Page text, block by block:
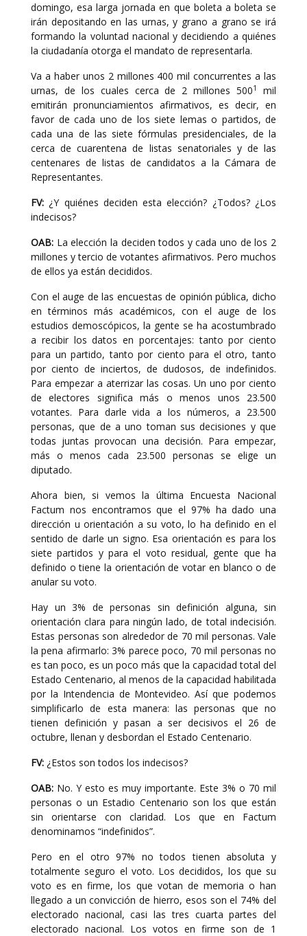
domingo, esa larga jornada en que boleta a boleta se
irán depositando en las urnas, y grano a grano se irá
formando la voluntad nacional y decidiendo a quiénes
la ciudadanía otorga el mandato de representarla.
Va a haber unos 2 millones 400 mil concurrentes a las
urnas, de los cuales cerca de 2 millones 5001
mil
emitirán pronunciamientos afirmativos, es decir, en
favor de cada uno de los siete lemas o partidos, de
cada una de las siete fórmulas presidenciales, de la
cerca de cuarentena de listas senatoriales y de las
centenares de listas de candidatos a la Cámara de
Representantes.
FV: ¿Y quiénes deciden esta elección? ¿Todos? ¿Los
indecisos?
OAB: La elección la deciden todos y cada uno de los 2
millones y tercio de votantes afirmativos. Pero muchos
de ellos ya están decididos.
Con el auge de las encuestas de opinión pública, dicho
en términos más académicos, con el auge de los
estudios demoscópicos, la gente se ha acostumbrado
a recibir los datos en porcentajes: tanto por ciento
para un partido, tanto por ciento para el otro, tanto
por ciento de inciertos, de dudosos, de indefinidos.
Para empezar a aterrizar las cosas. Un uno por ciento
de electores significa más o menos unos 23.500
votantes. Para darle vida a los números, a 23.500
personas, que de a uno toman sus decisiones y que
todas juntas provocan una decisión. Para empezar,
más o menos cada 23.500 personas se elige un
diputado.
Ahora bien, si vemos la última Encuesta Nacional
Factum nos encontramos que el 97% ha dado una
dirección u orientación a su voto, lo ha definido en el
sentido de darle un signo. Esa orientación es para los
siete partidos y para el voto residual, gente que ha
definido o tiene la orientación de votar en blanco o de
anular su voto.
Hay un 3% de personas sin definición alguna, sin
orientación clara para ningún lado, de total indecisión.
Estas personas son alrededor de 70 mil personas. Vale
la pena afirmarlo: 3% parece poco, 70 mil personas no
es tan poco, es un poco más que la capacidad total del
Estado Centenario, al menos de la capacidad habilitada
por la Intendencia de Montevideo. Así que podemos
simplificarlo de esta manera: las personas que no
tienen definición y pasan a ser decisivos el 26 de
octubre, llenan y desbordan el Estado Centenario.
FV: ¿Estos son todos los indecisos?
OAB: No. Y esto es muy importante. Este 3% o 70 mil
personas o un Estadio Centenario son los que están
sin orientarse con claridad. Los que en Factum
denominamos “indefinidos”.
Pero en el otro 97% no todos tienen absoluta y
totalmente seguro el voto. Los decididos, los que su
voto es en firme, los que votan de memoria o han
llegado a un convicción de hierro, esos son el 74% del
electorado nacional, casi las tres cuarta partes del
electorado nacional. Los votos en firme son de 1